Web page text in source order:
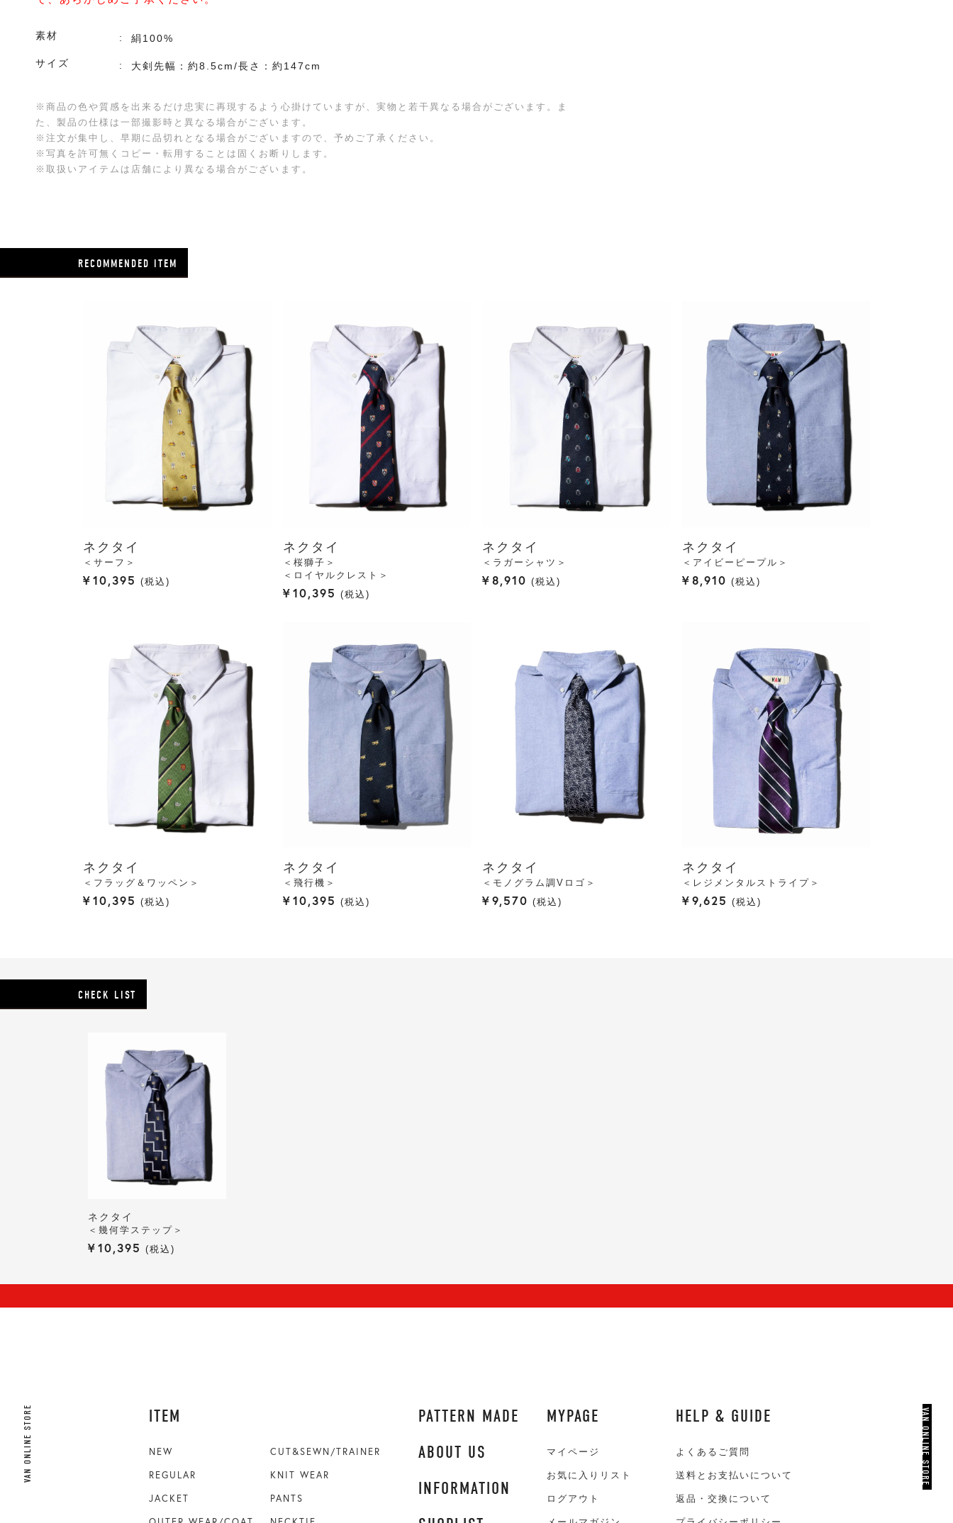
素材 絹100%
サイズ 大剣先幅：約8.5cm/長さ：約147cm
※商品の色や質感を出来るだけ忠実に再現するよう心掛けていますが、実物と若干異なる場合がございます。ま
た、製品の仕様は一部撮影時と異なる場合がございます。
※注文が集中し、早期に品切れとなる場合がございますので、予めご了承ください。
※写真を許可無くコピー・転用することは固くお断りします。
※取扱いアイテムは店舗により異なる場合がございます。
RECOMMENDED ITEM
ネクタイ
＜サーフ＞
¥10,395 税込
ネクタイ
＜桜獅子＞
＜ロイヤルクレスト＞
¥10,395 税込
ネクタイ
＜ラガーシャツ＞
¥8,910 税込
ネクタイ
＜アイビーピープル＞
¥8,910 税込
ネクタイ
＜フラッグ＆ワッペン＞
¥10,395 税込
ネクタイ
＜飛行機＞
¥10,395 税込
ネクタイ
＜モノグラム調Vロゴ＞
¥9,570 税込
ネクタイ
＜レジメンタルストライプ＞
¥9,625 税込
CHECK LIST
ネクタイ
＜幾何学ステップ＞
¥10,395 税込
ITEM
NEW
REGULAR
JACKET
CUT&SEWN/TRAINER
KNIT WEAR
PANTS
PATTERN MADE
ABOUT US
INFORMATION
MYPAGE
マイページ
お気に入りリスト
ログアウト
HELP & GUIDE
よくあるご質問
送料とお支払いについて
返品・交換について
VAN ONLINE STORE VAN ONLINE STORE